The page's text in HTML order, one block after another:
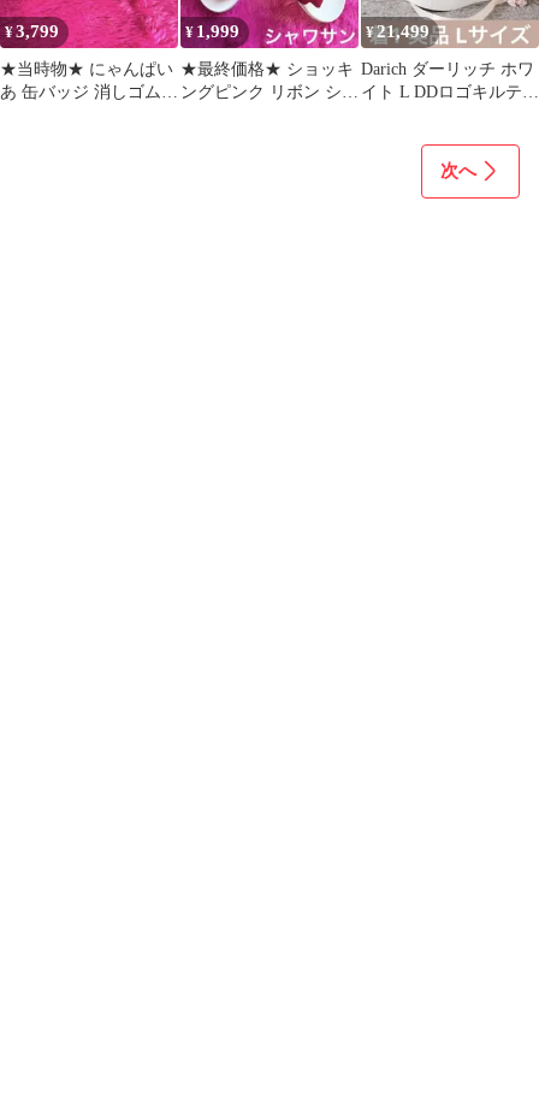
¥3,799
★当時物★ にゃんぱい
あ 缶バッジ 消しゴム
¥ 1,999
★最終価格★ ショッキ
ングピンク リボン シャ
¥21,499
Darich ダーリッチ ホワ
イト L DDロゴキルティ
次へ